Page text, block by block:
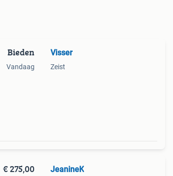
Bieden
Vandaag
Visser
Zeist
€ 275,00 JeanineK